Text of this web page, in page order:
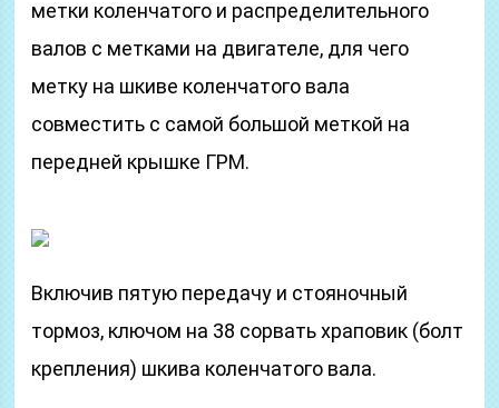
метки коленчатого и распределительного
валов с метками на двигателе, для чего
метку на шкиве коленчатого вала
совместить с самой большой меткой на
передней крышке ГРМ.
Включив пятую передачу и стояночный
тормоз, ключом на 38 сорвать храповик (болт
крепления) шкива коленчатого вала.